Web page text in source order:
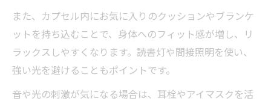
また、カプセル内にお気に入りのクッションやブランケ
ットを持ち込むことで、身体へのフィット感が増し、リ
ラックスしやすくなります。読書灯や間接照明を使い、
強い光を避けることもポイントです。
音や光の刺激が気になる場合は、耳栓やアイマスクを活